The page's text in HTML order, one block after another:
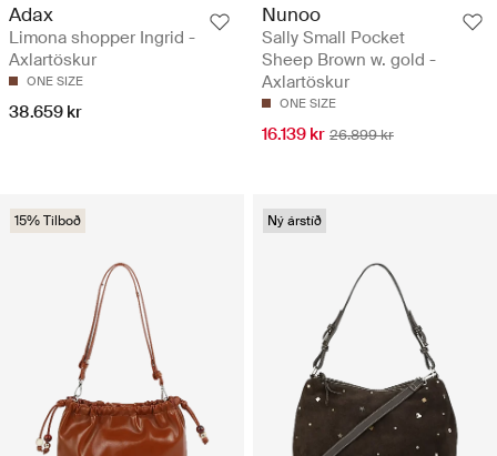
Adax
Limona shopper Ingrid -
Axlartöskur
ONE SIZE
38.659 kr
Nunoo
Sally Small Pocket
Sheep Brown w. gold -
Axlartöskur
ONE SIZE
16.139 kr 26.899 kr
15% Tilboð Ný árstíð